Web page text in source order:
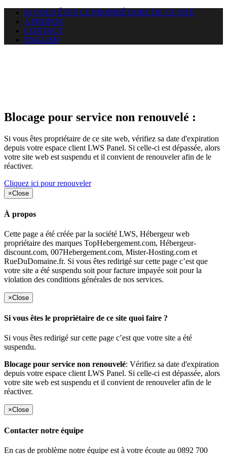
SI VOUS ÊTES LE PROPRIÉTAIRE DE CE SITE
A PROPOS
CONTACT
ENGLISH
Blocage pour service non renouvelé :
Si vous êtes propriétaire de ce site web, vérifiez sa date d'expiration
depuis votre espace client LWS Panel. Si celle-ci est dépassée, alors
votre site web est suspendu et il convient de renouveler afin de le
réactiver.
Cliquez ici pour renouveler
×Close
À propos
Cette page a été créée par la société LWS, Hébergeur web
propriétaire des marques TopHebergement.com, Hébergeur-
discount.com, 007Hebergement.com, Mister-Hosting.com et
RueDuDomaine.fr. Si vous êtes redirigé sur cette page c’est que
votre site a été suspendu soit pour facture impayée soit pour la
violation des conditions générales de nos services.
×Close
Si vous êtes le propriétaire de ce site quoi faire ?
Si vous êtes redirigé sur cette page c’est que votre site a été
suspendu.
Blocage pour service non renouvelé: Vérifiez sa date d'expiration
depuis votre espace client LWS Panel. Si celle-ci est dépassée, alors
votre site web est suspendu et il convient de renouveler afin de le
réactiver.
×Close
Contacter notre équipe
En cas de problème notre équipe est à votre écoute au 0892 700